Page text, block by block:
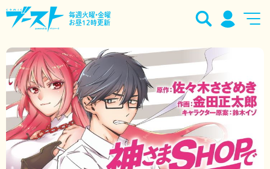
毎週火曜•金曜
お昼12時更新